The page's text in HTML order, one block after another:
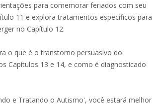
para comemorar feriados com seu
11 e explora tratamentos específicos para
no Capítulo 12.
o que é o transtorno persuasivo do
Capítulos 13 e 14, e como é diagnosticado
e Tratando o Autismo', você estará melhor